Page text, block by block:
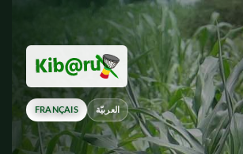
FRANÇAIS العربيّة